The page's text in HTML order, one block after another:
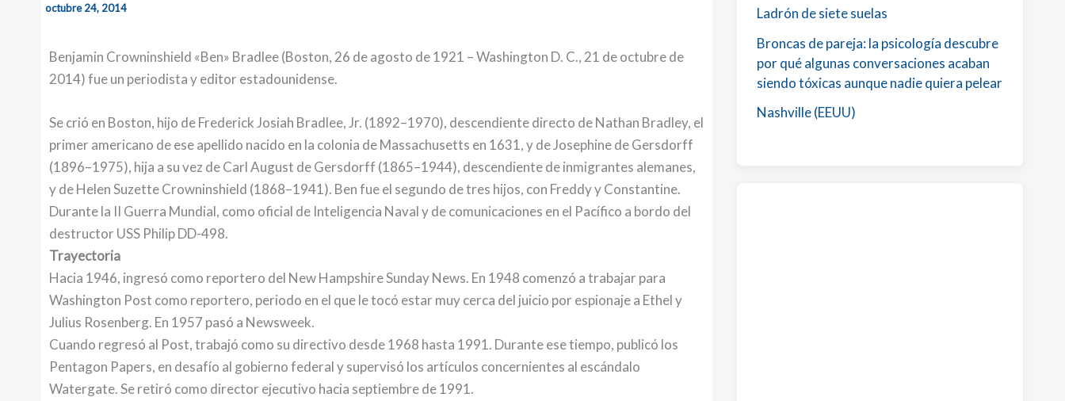
octubre 24, 2014
Benjamin Crowninshield «Ben» Bradlee (Boston, 26 de agosto de 1921 – Washington D. C., 21 de octubre de
2014) fue un periodista y editor estadounidense.
Se crió en Boston, hijo de Frederick Josiah Bradlee, Jr. (1892–1970), descendiente directo de Nathan Bradley, el
primer americano de ese apellido nacido en la colonia de Massachusetts en 1631, y de Josephine de Gersdorff
(1896–1975), hija a su vez de Carl August de Gersdorff (1865–1944), descendiente de inmigrantes alemanes,
y de Helen Suzette Crowninshield (1868–1941). Ben fue el segundo de tres hijos, con Freddy y Constantine.
Durante la II Guerra Mundial, como oficial de Inteligencia Naval y de comunicaciones en el Pacífico a bordo del
destructor USS Philip DD-498.
Trayectoria
Hacia 1946, ingresó como reportero del New Hampshire Sunday News. En 1948 comenzó a trabajar para
Washington Post como reportero, periodo en el que le tocó estar muy cerca del juicio por espionaje a Ethel y
Julius Rosenberg. En 1957 pasó a Newsweek.
Cuando regresó al Post, trabajó como su directivo desde 1968 hasta 1991. Durante ese tiempo, publicó los
Pentagon Papers, en desafío al gobierno federal y supervisó los artículos concernientes al escándalo
Watergate. Se retiró como director ejecutivo hacia septiembre de 1991.
Ladrón de siete suelas
Broncas de pareja: la psicología descubre
por qué algunas conversaciones acaban
siendo tóxicas aunque nadie quiera pelear
Nashville (EEUU)